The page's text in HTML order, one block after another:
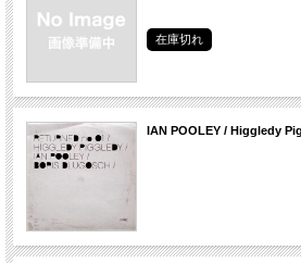
在庫切れ
IAN POOLEY / Higgledy